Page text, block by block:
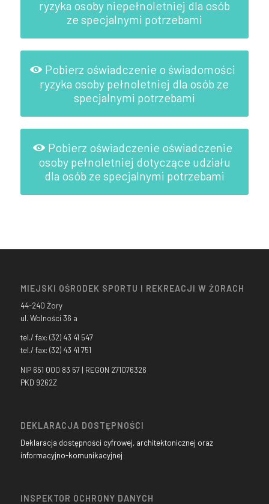
ryzyka osoby niepełnoletniej dla osób
ze specjalnymi potrzebami
Pobierz oświadczenie o świadomości
ryzyka osoby pełnoletniej dla osób ze
specjalnymi potrzebami
Pobierz oświadczenie oświadczenie
osoby pełnoletniej dotyczące udziału
dla osób ze specjalnymi potrzebami
MIEJSKI OŚRODEK SPORTU I REKREACJI W ŻORACH
44-240 Żory
ul. Wolności 36 a
tel./ fax: (32) 43 41 547
tel./ fax: (32) 43 41 751
NIP 651 000 83 57 | REGON 271076326
PKD 9262Z
DEKLARACJA DOSTĘPNOŚCI
Deklaracja dostępności cyfrowej, architektonicznej oraz
informacyjno-komunikacyjnej
INSPEKTOR OCHRONY DANYCH